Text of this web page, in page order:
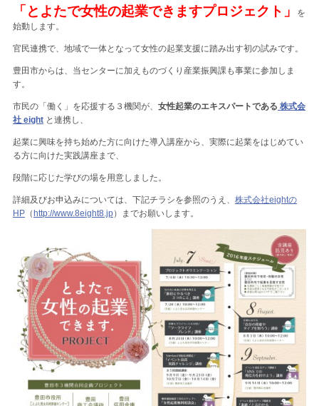
「とよたで女性の起業できますプロジェクト」
を
始動します。
官民連携で、地域で一体となって女性の起業支援に踏み出す初の試みです。
豊田市からは、当センターに加えものづくり産業振興課も事業に参加しま
す。
市民の「働く」を応援する３機関が、 女性起業のエキスパートである 株式会
社 eightと連携し、
起業に興味を持ち始めた方に向けた導入講座から、実際に起業をはじめてい
る方に向けた実践講座まで、
段階に応じた学びの場を用意しました。
詳細及びお申込みについては、下記チラシを参照のうえ、 株式会社eightの
HP（http://www.8eight8.jp）までお願いします。